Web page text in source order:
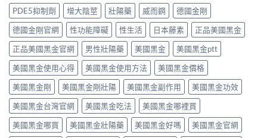
析：
從
秒
出
到
持
久
30
分，
雙
效
機
制
非
液
態
劑
型
的
真
相、
用
法
與
香
港
值
得
買？
藥
效
持
續
時
間、
正
確
用
法
真．
有
咁
勁？
醫
師
話
「目
前
PE
最
有
效
之
PDE5抑制劑 增大陰莖 壯陽藥 威而鋼
德國金剛
德國金剛官網
性功能障礙 性生活 日本藤素
正品美國黑金
正品美國黑金官網
男性壯陽藥 美國黑金
美國黑金ptt
美國黑金使用心得
美國黑金使用方法
美國黑金價格
美國黑金剛
美國黑金剛壯陽 美國黑金副作用
美國黑金功效
美國黑金台灣官網
美國黑金吃法
美國黑金哪裡買
美國黑金哪買
美國黑金壯陽藥 美國黑金好嗎
美國黑金官網